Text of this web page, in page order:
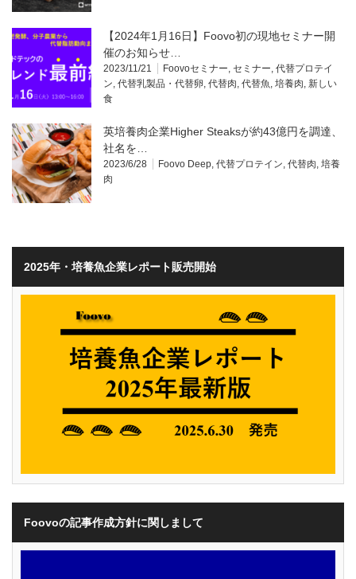
【2024年1月16日】Foovo初の現地セミナー開
催のお知らせ…
2023/11/21 Foovoセミナー セミナー 代替プロテイ
ン 代替乳製品・代替卵 代替肉 代替魚 培養肉 新しい
食
英培養肉企業Higher Steaksが約43億円を調達、
社名を…
2023/6/28 Foovo Deep 代替プロテイン 代替肉 培養
肉
2025年・培養魚企業レポート販売開始
Foovoの記事作成方針に関しまして